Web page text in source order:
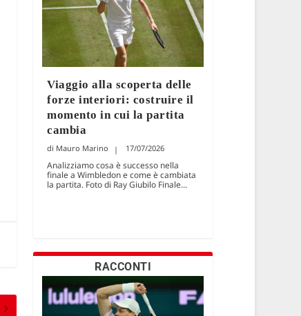
Viaggio alla scoperta delle
forze interiori: costruire il
momento in cui la partita
cambia
Mauro Marino 17/07/2026
Analizziamo cosa è successo nella
finale a Wimbledon e come è cambiata
la partita. Foto di Ray Giubilo Finale...
RACCONTI